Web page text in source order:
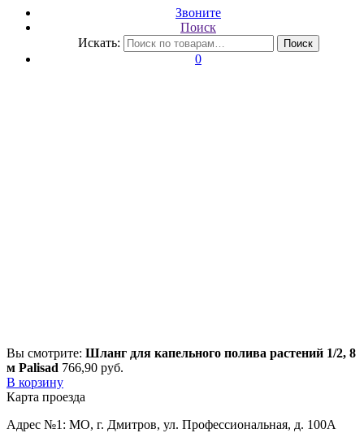
Звоните
Поиск
Искать:
Поиск
0
Вы смотрите: Шланг для капельного полива растений 1/2, 8
м Palisad 766,90 руб.
В корзину
Карта проезда
Адрес №1: МО, г. Дмитров, ул. Профессиональная, д. 100А